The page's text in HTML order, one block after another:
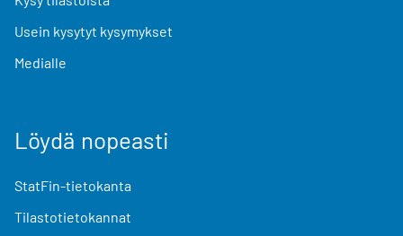
Usein kysytyt kysymykset
Medialle
Löydä nopeasti
StatFin-tietokanta
Tilastotietokannat